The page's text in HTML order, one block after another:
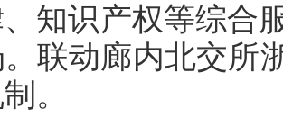
知识产权等综合
联动廊内北交所
。